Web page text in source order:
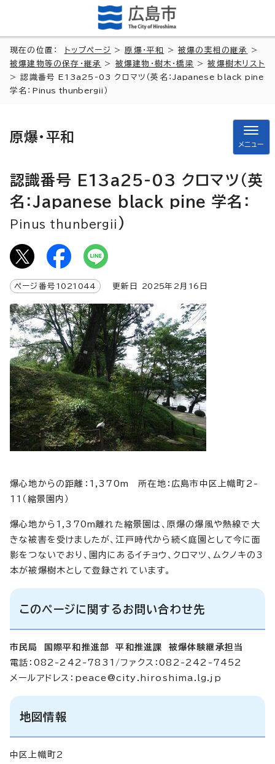
現在の位置： トップページ >原爆・平和 >被爆の実相の継承
>
被爆建物等の保存・継承
> 被爆建物・樹木・橋梁 >被爆樹木リスト
> 認識番号 E13a25-03 クロマツ（英名： Japanese black pine
学名： Pinus thunbergii ）
原爆・平和
メニュー
認識番号 E13a25-03 クロマツ（英
名：Japanese black pine 学名：
Pinus thunbergii ）
ページ番号 1021044 更新日 2025年2月 16 日
爆心地からの距離：1,370m 所在地：広島市中区上幟町2-
11（縮景園内）
爆心地から1,370m離れた縮景園は、原爆の爆風や熱線で大
きな被害を受けましたが、江戸時代から続く庭園として今に面
影をつないでおり、園内にあるイチョウ、クロマツ、ムクノキの3
本が被爆樹木として登録されています。
このページに関するお問い合わせ先
市民局 国際平和推進部 平和推進課 被爆体験継承担当
電話：082-242-7831/ファクス：082-242-7452
メールアドレス： peace@city.hiroshima.lg.jp
地図情報
中区上幟町2